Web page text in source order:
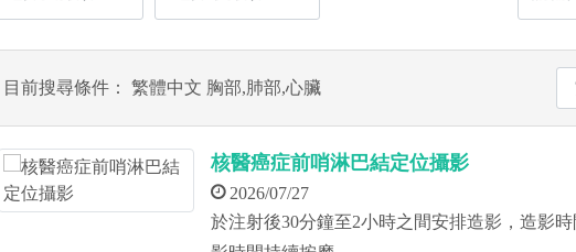
目前搜尋條件： 繁體中文 胸部,肺部,心臟
核醫癌症前哨淋巴結定位攝影
2026/07/27
於注射後30分鐘至2小時之間安排造影，造影